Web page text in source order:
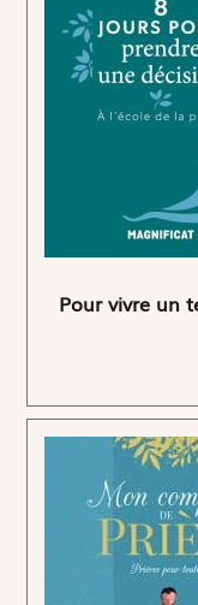
Pour vivre un